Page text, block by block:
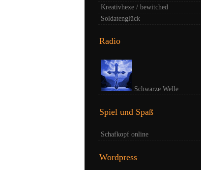
Kreativhexe / bewitched
Soldatenglück
Radio
Schwarze Welle
Spiel und Spaß
Schafkopf online
Wordpress